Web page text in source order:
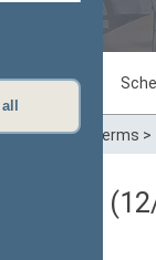
sittings
terms >